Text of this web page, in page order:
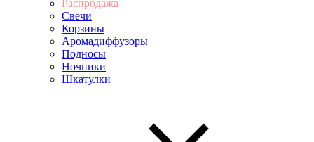
Распродажа
Свечи
Корзины
Аромадиффузоры
Подносы
Ночники
Шкатулки